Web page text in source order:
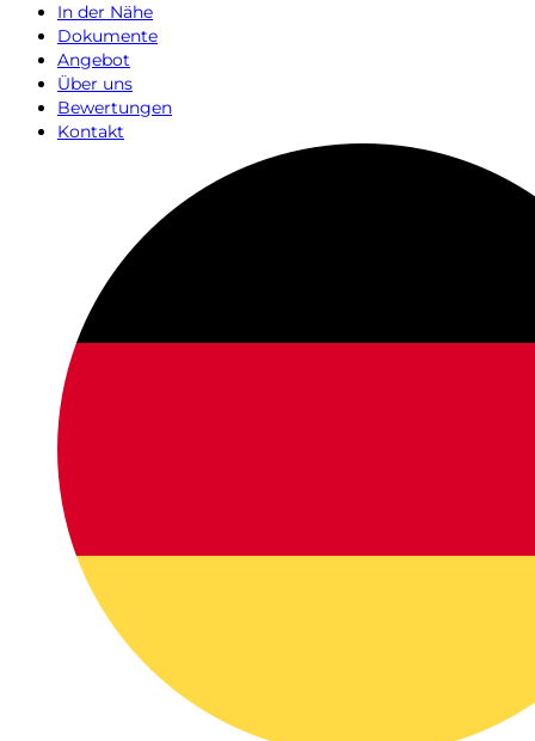
In der Nähe
Dokumente
Angebot
Über uns
Bewertungen
Kontakt